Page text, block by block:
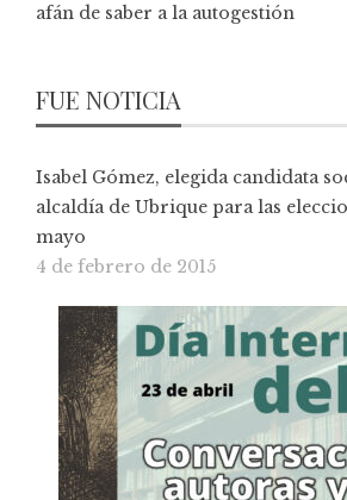
afán de saber a la autogestión
FUE NOTICIA
Isabel Gómez, elegida candidata
alcaldía de Ubrique para las
mayo
4 de febrero de 2015